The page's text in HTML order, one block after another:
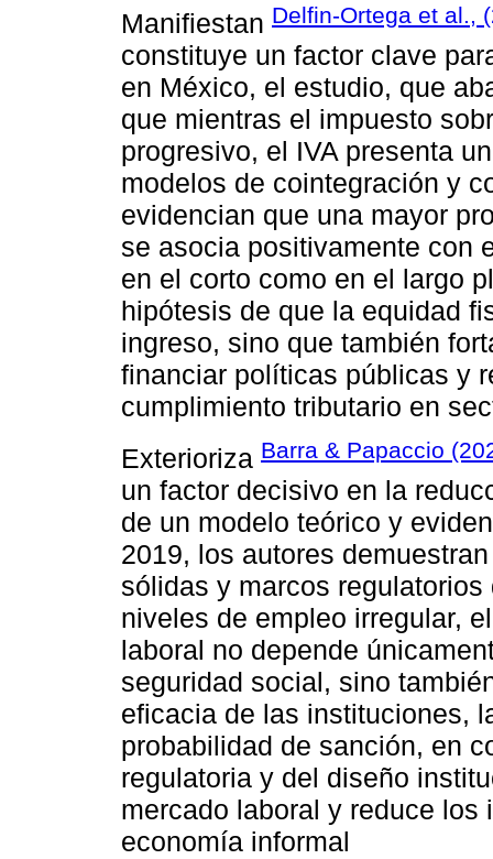
Manifiestan Delfin-Ortega et al.,
constituye un factor clave
en México, el estudio, que
que mientras el impuesto
progresivo, el IVA presenta
modelos de cointegración y
evidencian que una mayor
se asocia positivamente con
en el corto como en el largo
hipótesis de que la equidad
ingreso, sino que también
financiar políticas públicas y
cumplimiento tributario en
Exterioriza Barra & Papaccio
un factor decisivo en la
de un modelo teórico y
2019, los autores
sólidas y marcos
niveles de empleo irregular,
laboral no depende
seguridad social, sino
eficacia de las instituciones,
probabilidad de sanción, en
regulatoria y del diseño
mercado laboral y reduce
economía informal